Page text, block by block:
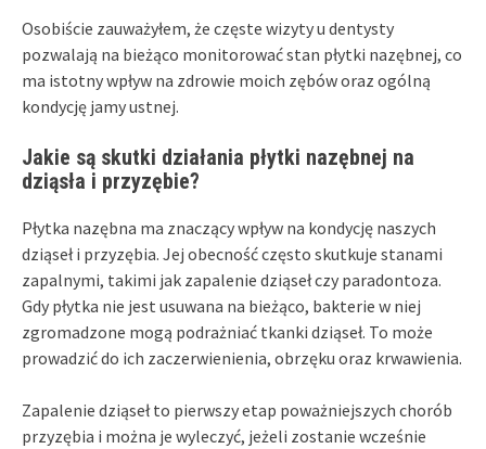
Osobiście zauważyłem, że częste wizyty u dentysty
pozwalają na bieżąco monitorować stan płytki nazębnej, co
ma istotny wpływ na zdrowie moich zębów oraz ogólną
kondycję jamy ustnej.
Jakie są skutki działania płytki nazębnej na
dziąsła i przyzębie?
Płytka nazębna ma znaczący wpływ na kondycję naszych
dziąseł i przyzębia. Jej obecność często skutkuje stanami
zapalnymi, takimi jak zapalenie dziąseł czy paradontoza.
Gdy płytka nie jest usuwana na bieżąco, bakterie w niej
zgromadzone mogą podrażniać tkanki dziąseł. To może
prowadzić do ich zaczerwienienia, obrzęku oraz krwawienia.
Zapalenie dziąseł to pierwszy etap poważniejszych chorób
przyzębia i można je wyleczyć, jeżeli zostanie wcześnie